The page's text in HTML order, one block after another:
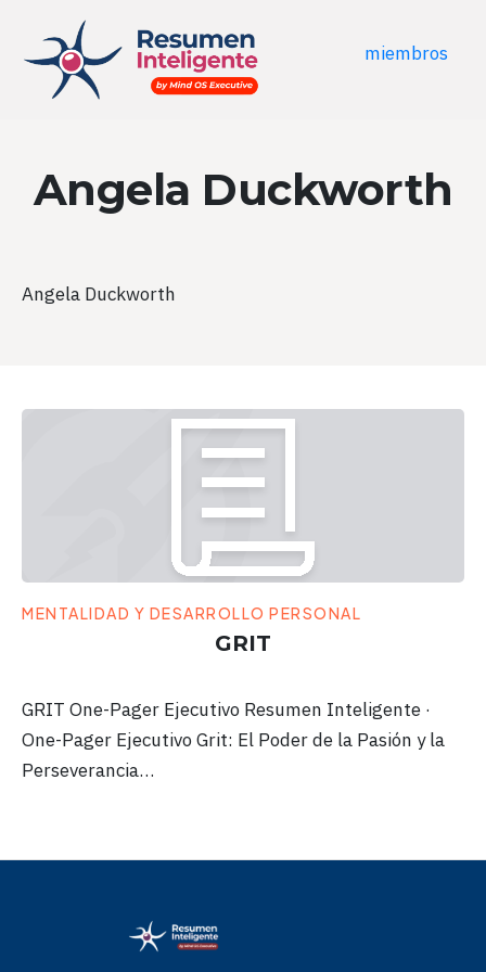
miembros
Angela Duckworth
Angela Duckworth
MENTALIDAD Y DESARROLLO PERSONAL
GRIT
GRIT One-Pager Ejecutivo Resumen Inteligente ·
One-Pager Ejecutivo Grit: El Poder de la Pasión y la
Perseverancia…